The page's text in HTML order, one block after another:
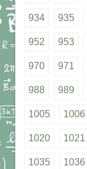
934 935
952 953
970 971
988 989
1005 1006
1020 1021
1035 1036